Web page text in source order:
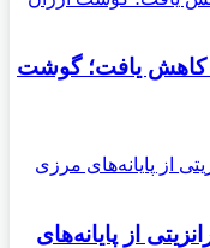
زنده ۳۰ درصد کاهش یافت؛ گوشت
از پایانه‌های